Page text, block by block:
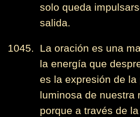
solo queda
salida.
1045. La oración es una
la energía que
es la expresión de la
luminosa de nuestra
porque a través de